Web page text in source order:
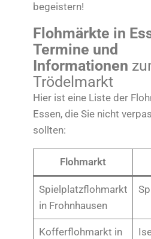
begeistern!
Flohmärkte in
Termine und
Informationen
Trödelmarkt
Hier ist eine Liste der
Essen, die Sie nicht
sollten:
Flohmarkt
Spielplatzflohmarkt
in Frohnhausen
Kofferflohmarkt in